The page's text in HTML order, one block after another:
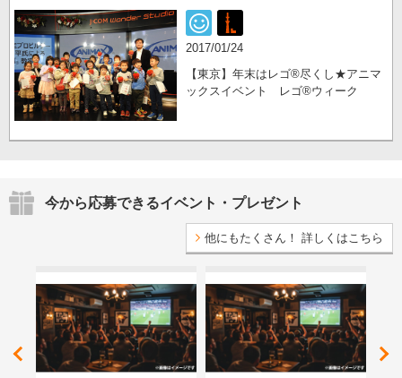
2017/01/24
【東京】年末はレゴ®尽くし★アニマ
ックスイベント レゴ®ウィーク
今から応募できるイベント・プレゼント
他にもたくさん！ 詳しくはこちら